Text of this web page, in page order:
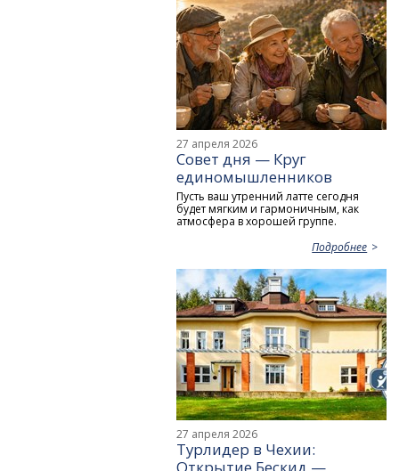
27 апреля 2026
Совет дня — Круг
единомышленников
Пусть ваш утренний латте сегодня
будет мягким и гармоничным, как
атмосфера в хорошей группе.
Подробнее
27 апреля 2026
Турлидер в Чехии: